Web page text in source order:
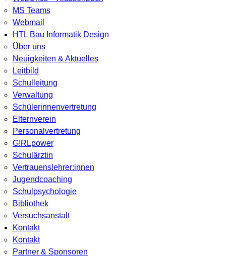
MS Teams
Webmail
HTL Bau Informatik Design
Über uns
Neuigkeiten & Aktuelles
Leitbild
Schulleitung
Verwaltung
Schülerinnenvertretung
Elternverein
Personalvertretung
G!RLpower
Schulärztin
Vertrauenslehrer:innen
Jugendcoaching
Schulpsychologie
Bibliothek
Versuchsanstalt
Kontakt
Kontakt
Partner & Sponsoren